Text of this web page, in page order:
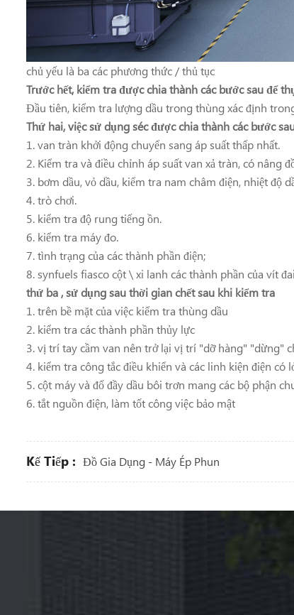
chủ yếu là ba các phương thức / thủ tục
Trước hết, kiểm tra được chia thành các bước sau để
Đầu tiên, kiểm tra lượng dầu trong thùng xác định
Thứ hai,việc sử dụng séc được chia thành các bước
1. van tràn khởi động chuyển sang áp suất thấp nhất.
2. Kiểm tra và điều chỉnh áp suất van xả tràn, có nâng
3. bơm dầu, vỏ dầu, kiểm tra nam châm điện, nhiệt độ
4. trò chơi.
5. kiểm tra độ rung tiếng ồn.
6. kiểm tra máy đo.
7. tình trạng của các thành phần điện;
8. synfuels fiasco cột \ xi lanh các thành phần của vít
thứ ba, sử dụng sau thời gian chết sau khi kiểm tra
1. trên bề mặt của việc kiểm tra thùng dầu
2. kiểm tra các thành phần thủy lực
3. vị trí tay cầm van nên trở lại vị trí "dỡ hàng" "dừng"
4. kiểm tra công tắc điều khiển và các linh kiện điện có
5. cột máy và đổ đầy dầu bôi trơn mang các bộ phận
6. tắt nguồn điện, làm tốt công việc bảo mật
Kế Tiếp : Đồ Gia Dụng - Máy Ép Phun